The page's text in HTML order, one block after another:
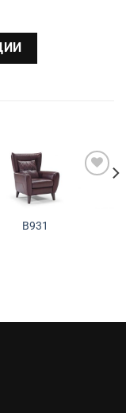
Додади во
B931